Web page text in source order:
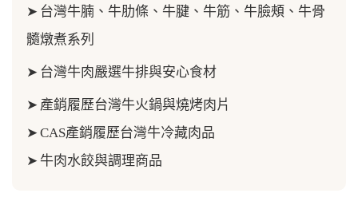
➤ 台灣牛腩、牛肋條、牛腱、牛筋、 牛臉頰、牛骨
髓燉煮系列
➤ 台灣牛肉嚴選牛排與安心食材
➤ 產銷履歷台灣牛火鍋與燒烤肉片
➤ CAS產銷履歷台灣牛冷藏肉品
➤ 牛肉水餃與調理商品